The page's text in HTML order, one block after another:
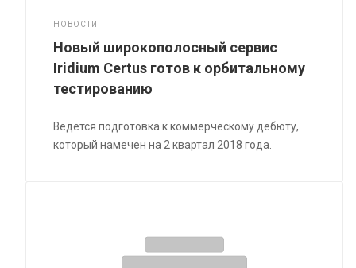
НОВОСТИ
Новый широкополосный сервис
Iridium Certus готов к орбитальному
тестированию
Ведется подготовка к коммерческому дебюту,
который намечен на 2 квартал 2018 года.